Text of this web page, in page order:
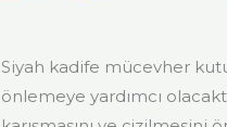
Siyah kadife mücevher
önlemeye yardımcı